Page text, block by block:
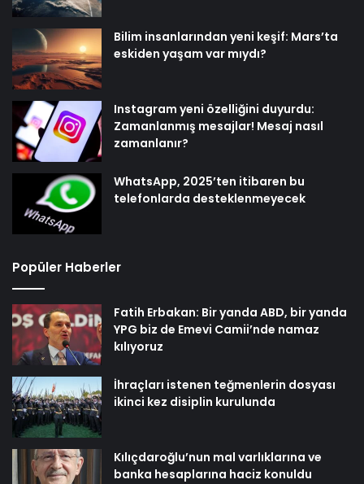
Bilim insanlarından yeni keşif: Mars’ta
eskiden yaşam var mıydı?
Instagram yeni özelliğini duyurdu:
Zamanlanmış mesajlar! Mesaj nasıl
zamanlanır?
WhatsApp, 2025’ten itibaren bu
telefonlarda desteklenmeyecek
Popüler Haberler
Fatih Erbakan: Bir yanda ABD, bir yanda
YPG biz de Emevi Camii’nde namaz
kılıyoruz
İhraçları istenen teğmenlerin dosyası
ikinci kez disiplin kurulunda
Kılıçdaroğlu’nun mal varlıklarına ve
banka hesaplarına haciz konuldu